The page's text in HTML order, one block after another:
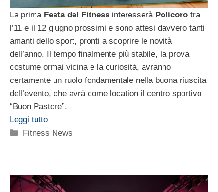
La prima Festa del Fitness interesserà Policoro tra
l’11 e il 12 giugno prossimi e sono attesi davvero tanti
amanti dello sport, pronti a scoprire le novità
dell’anno. Il tempo finalmente più stabile, la prova
costume ormai vicina e la curiosità, avranno
certamente un ruolo fondamentale nella buona riuscita
dell’evento, che avrà come location il centro sportivo
“Buon Pastore”.
Leggi tutto
Categorie
Fitness News